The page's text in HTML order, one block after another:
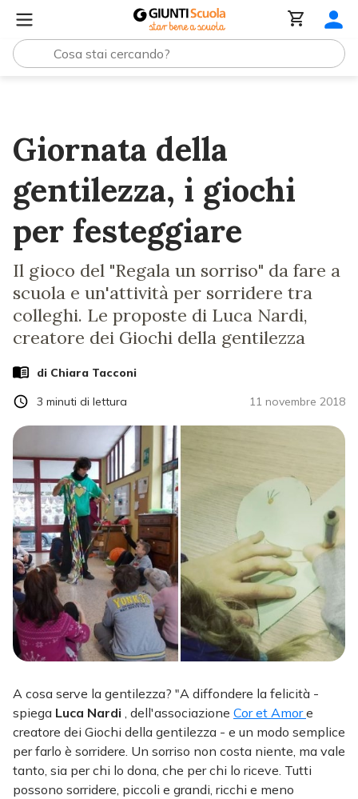
Giornata della
gentilezza, i giochi
per festeggiare
Il gioco del "Regala un sorriso" da fare a
scuola e un'attività per sorridere tra
colleghi. Le proposte di Luca Nardi,
creatore dei Giochi della gentilezza
di Chiara Tacconi
11 novembre 2018
3 minuti di lettura
A cosa serve la gentilezza? "A diffondere la felicità -
spiega Luca Nardi , dell'associazione Cor et Amore
creatore dei Giochi della gentilezza - e un modo semplice
per farlo è sorridere. Un sorriso non costa niente, ma vale
tanto, sia per chi lo dona, che per chi lo riceve. Tutti
possono sorridere, piccoli e grandi, ricchi e meno